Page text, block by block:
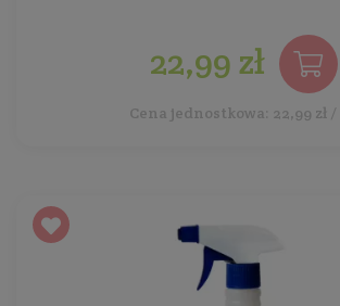
22,99 zł
Cena jednostkowa: 22,99 zł /